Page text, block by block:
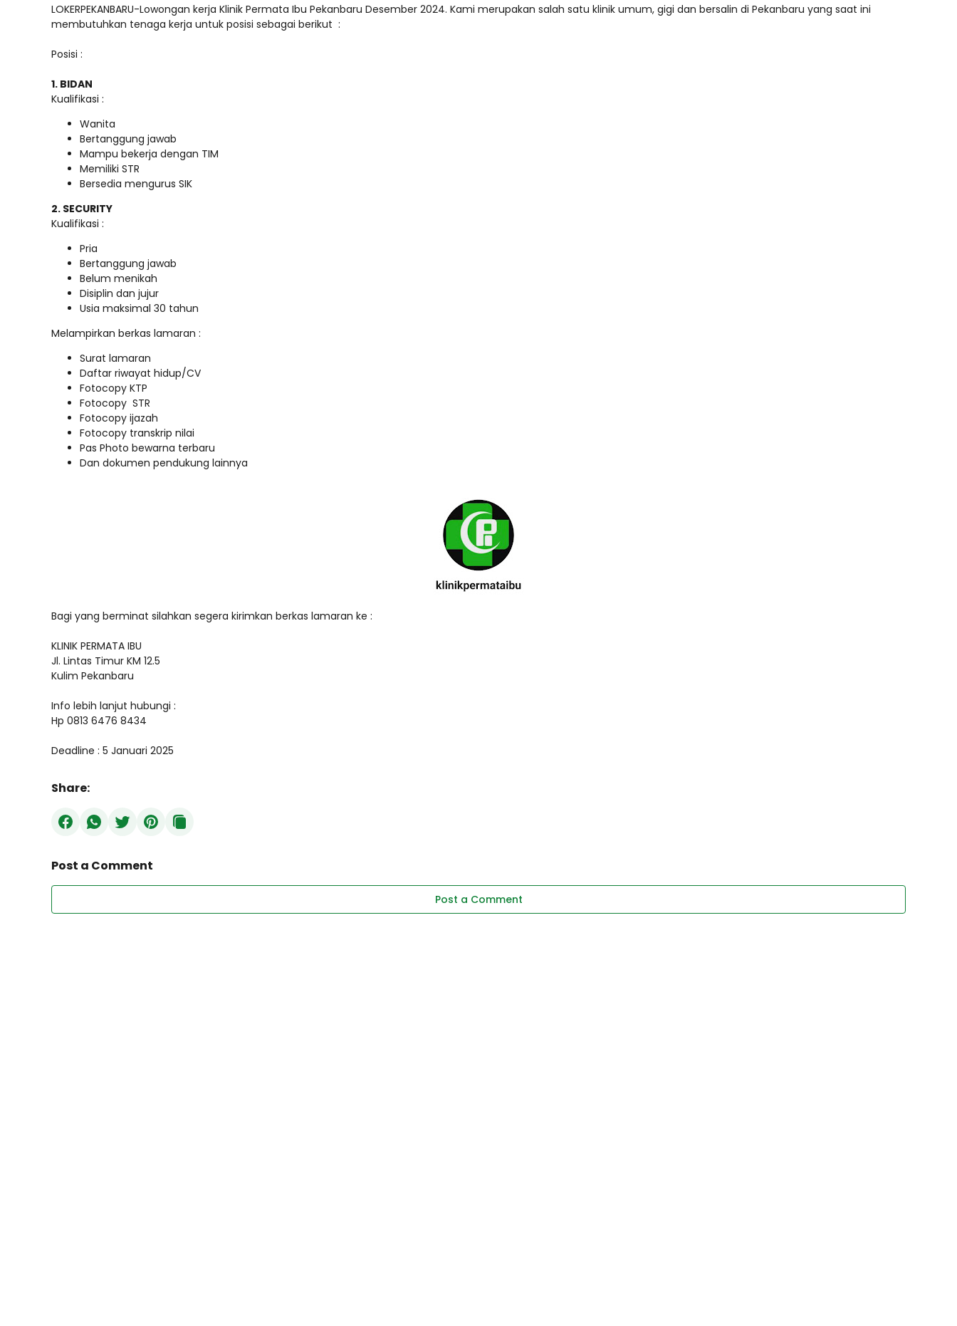
LOKERPEKANBARU-Lowongan kerja Klinik Permata Ibu Pekanbaru Desember 2024. Kami merupakan salah satu klinik umum, gigi dan bersalin di Pekanbaru yang saat ini
membutuhkan tenaga kerja untuk posisi sebagai berikut :
Posisi :
1. BIDAN
Kualifikasi :
Wanita
Bertanggung jawab
Mampu bekerja dengan TIM
Memiliki STR
Bersedia mengurus SIK
2. SECURITY
Kualifikasi :
Pria
Bertanggung jawab
Belum menikah
Disiplin dan jujur
Usia maksimal 30 tahun
Melampirkan berkas lamaran :
Surat lamaran
Daftar riwayat hidup/CV
Fotocopy KTP
Fotocopy STR
Fotocopy ijazah
Fotocopy transkrip nilai
Pas Photo bewarna terbaru
Dan dokumen pendukung lainnya
Bagi yang berminat silahkan segera kirimkan berkas lamaran ke :
KLINIK PERMATA IBU
Jl. Lintas Timur KM 12.5
Kulim Pekanbaru
Info lebih lanjut hubungi :
Hp 0813 6476 8434
Deadline : 5 Januari 2025
Share:
Post a Comment
Post a Comment